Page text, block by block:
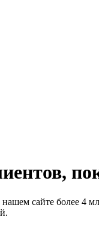
сайте более 4